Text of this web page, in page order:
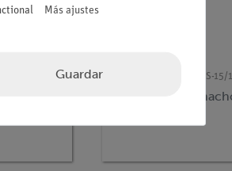
SOM-BOS-15/
Flor de Sauce,
Más ajustes
Guardar